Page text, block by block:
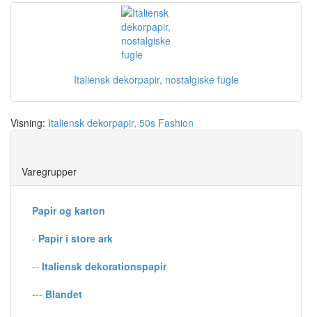
Italiensk dekorpapir, nostalgiske fugle
Visning: Italiensk dekorpapir, 50s Fashion
Varegrupper
Papir og karton
- Papir i store ark
-- Italiensk dekorationspapir
--- Blandet